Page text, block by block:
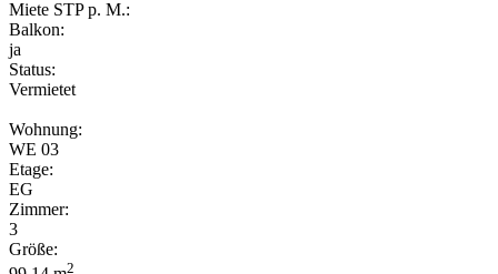
Miete STP p. M.:
Balkon:
ja
Status:
Vermietet
Wohnung:
WE 03
Etage:
EG
Zimmer:
3
Größe:
2